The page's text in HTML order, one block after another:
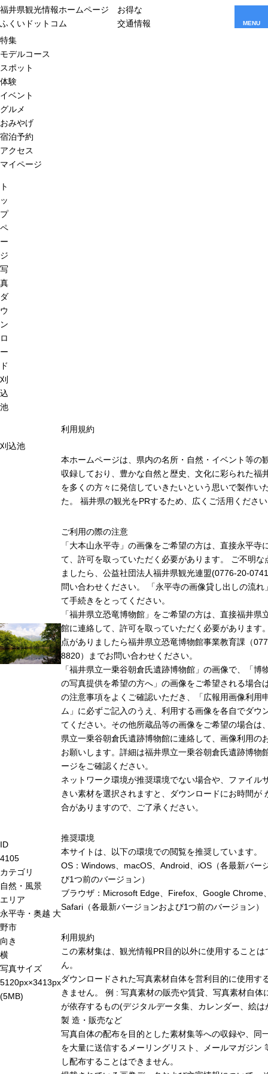
福井県観光情報ホームページ
ふくいドットコム
お得な
交通情報
MENU
特集
モデルコース
スポット
体験
イベント
グルメ
おみやげ
宿泊予約
アクセス
マイページ
ト
ッ
プ
ペ
ー
ジ
写
真
ダ
ウ
ン
ロ
ー
ド
刈
込
池
刈込池
ID
4105
カテゴリ
自然・風景
エリア
永平寺・奥越 大
野市
向き
横
写真サイズ
5120px×3413px
(5MB)
利用規約
本ホームページは、県内の名所・自然・イベント等の
収録しており、豊かな自然と歴史、文化に彩られた福
を多くの方々に発信していきたいという思いで製作い
た。 福井県の観光をPRするため、広くご活用くださ
ご利用の際の注意
「大本山永平寺」の画像をご希望の方は、直接永平寺
て、許可を取っていただく必要があります。 ご不明な
ましたら、公益社団法人福井県観光連盟(0776-20-
問い合わせください。 「永平寺の画像貸し出しの流れ
て手続きをとってください。
「福井県立恐竜博物館」をご希望の方は、直接福井県
館に連絡して、許可を取っていただく必要があります
点がありましたら福井県立恐竜博物館事業教育課（
8820）までお問い合わせください。
「福井県立一乗谷朝倉氏遺跡博物館」の画像で、「博
の写真提供を希望の方へ」の画像をご希望される場合
の注意事項をよくご確認いただき、「広報用画像利用
ム」に必ずご記入のうえ、利用する画像を各自でダウ
てください。その他所蔵品等の画像をご希望の場合は
県立一乗谷朝倉氏遺跡博物館に連絡して、画像利用の
お願いします。詳細は福井県立一乗谷朝倉氏遺跡博物
ージをご確認ください。
ネットワーク環境が推奨環境でない場合や、ファイル
きい素材を選択されますと、ダウンロードにお時間が
合がありますので、ご了承ください。
推奨環境
本サイトは、以下の環境での閲覧を推奨しています。
OS：Windows、macOS、Android、iOS（各最新バー
び1つ前のバージョン）
ブラウザ：Microsoft Edge、Firefox、Google Chrome
Safari（各最新バージョンおよび1つ前のバージョン）
利用規約
この素材集は、観光情報PR目的以外に使用することは
ん。
ダウンロードされた写真素材自体を営利目的に使用す
きません。 例 : 写真素材の販売や賃貸、写真素材自体
が依存するもの(デジタルデータ集、カレンダー、絵は
製 造・販売など
写真自体の配布を目的とした素材集等への収録や、同
を大量に送信するメーリングリスト、メールマガジン
し配布することはできません。